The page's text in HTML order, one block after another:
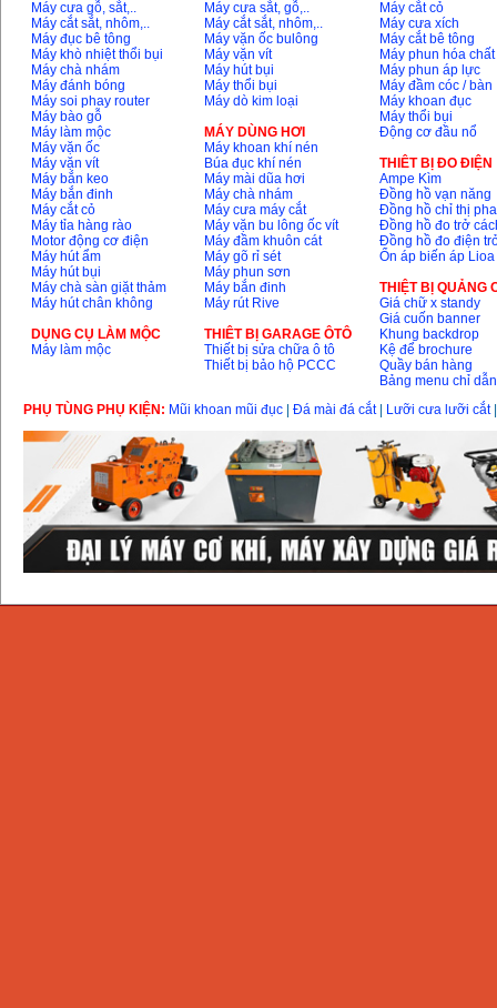
Máy cưa gỗ, sắt,..
Máy cắt sắt, nhôm,..
Máy đục bê tông
Máy khò nhiệt thổi bụi
Máy chà nhám
Máy đánh bóng
Máy soi phay router
Máy bào gỗ
Máy làm mộc
Máy vặn ốc
Máy vặn vít
Máy bắn keo
Máy bắn đinh
Máy cắt cỏ
Máy tỉa hàng rào
Motor động cơ điện
Máy hút ẩm
Máy hút bụi
Máy chà sàn giặt thảm
Máy hút chân không
DỤNG CỤ LÀM MỘC
Máy làm mộc
Máy cưa sắt, gỗ,..
Máy cắt sắt, nhôm,..
Máy vặn ốc bulông
Máy vặn vít
Máy hút bụi
Máy thổi bụi
Máy dò kim loại
MÁY DÙNG HƠI
Máy khoan khí nén
Búa đục khí nén
Máy mài dũa hơi
Máy chà nhám
Máy cưa máy cắt
Máy vặn bu lông ốc vít
Máy đầm khuôn cát
Máy gõ rỉ sét
Máy phun sơn
Máy bắn đinh
Máy rút Rive
THIÊT BỊ GARAGE ÔTÔ
Thiết bị sửa chữa ô tô
Thiết bị bảo hộ PCCC
Máy cắt cỏ
Máy cưa xích
Máy cắt bê tông
Máy phun hóa chất
Máy phun áp lực
Máy đầm cóc / bàn
Máy khoan đục
Máy thổi bụi
Động cơ đầu nổ
THIÊT BỊ ĐO ĐIỆN
Ampe Kìm
Đồng hồ vạn năng
Đồng hồ chỉ thị pha
Đồng hồ đo trở
Đồng hồ đo điện
Ổn áp biến áp Lioa
THIỆT BỊ QUẢNG
Giá chữ x standy
Giá cuốn banner
Khung backdrop
Kệ để brochure
Quầy bán hàng
Bảng menu chỉ dẫn
PHỤ TÙNG PHỤ KIỆN: Mũi khoan mũi đục Đá mài đá cắt| Lưỡi cưa lưỡi cắt